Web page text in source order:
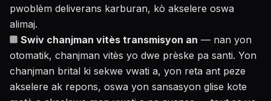
pwoblèm deliverans karburan, kò akselere oswa
alimaj.
Swiv chanjman vitès transmisyon an — nan yon
otomatik, chanjman vitès yo dwe prèske pa santi. Yon
chanjman brital ki sekwe vwati a, yon reta ant peze
akselere ak repons, oswa yon sansasyon glise kote